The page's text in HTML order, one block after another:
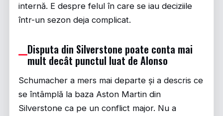
internă. E despre felul în care se iau deciziile
într-un sezon deja complicat.
Disputa din Silverstone poate conta mai
mult decât punctul luat de Alonso
Schumacher a mers mai departe și a descris ce
se întâmplă la baza Aston Martin din
Silverstone ca pe un conflict major. Nu a